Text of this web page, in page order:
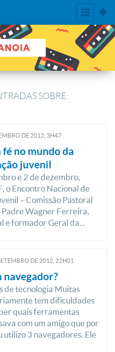
SOBRE:
DE2012, 3H47
no mundo da
juvenil
e 2 de dezembro,
o Encontro Nacional de
– Comissão Pastoral
Wagner Ferreira,
e formador Geral da...
DE2012, 22H01
navegador?
de tecnologia Muitas
tem dificuldades
quais ferramentas
com um amigo que por
utilizo 3 navegadores. Ele